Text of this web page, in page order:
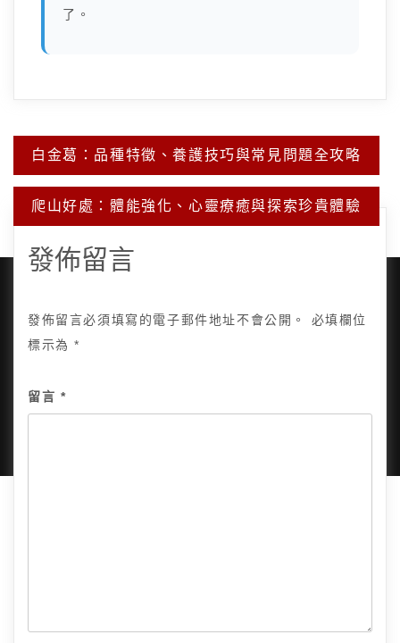
了。
文
章
導
覽
白金葛：品種特徵、養護技巧與常見問題全攻略
爬山好處：體能強化、心靈療癒與探索珍貴體驗
發佈留言
發佈留言必須填寫的電子郵件地址不會公開。
必填欄位
標示為*
留言 *